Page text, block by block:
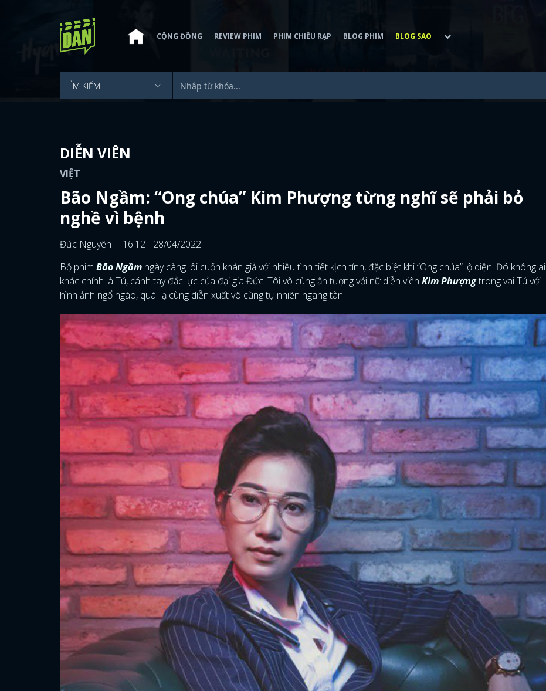
CỘNG ĐỒNG REVIEW PHIM PHIM CHIẾU RẠP BLOG PHIM BLOG SAO
DIỄN VIÊN
VIỆT
Bão Ngầm: “Ong chúa” Kim Phượng từng nghĩ sẽ phải bỏ
nghề vì bệnh
Đức Nguyên
16:12 - 28/04/2022
Bộ phim Bão Ngầm ngày càng lôi cuốn khán giả với nhiều tình tiết kịch tính, đặc biệt khi “Ong chúa” lộ diện. Đó không ai
khác chính là Tú, cánh tay đắc lực của đại gia Đức. Tôi vô cùng ấn tượng với nữ diễn viên Kim Phượngtrong vai Tú với
hình ảnh ngổ ngáo, quái lạ cùng diễn xuất vô cùng tự nhiên ngang tàn.